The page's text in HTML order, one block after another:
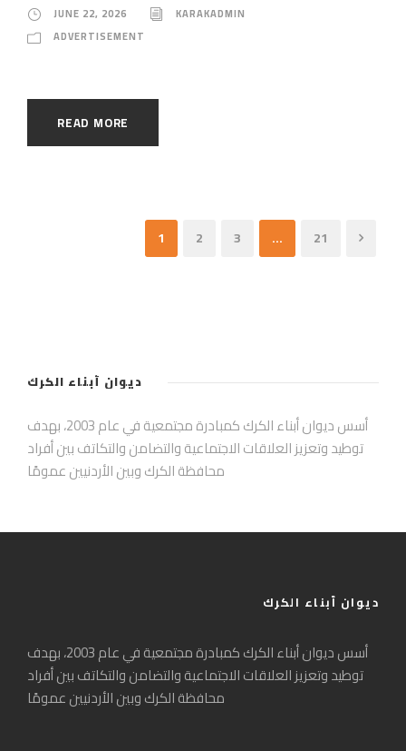
JUNE 22, 2026
KARAKADMIN
ADVERTISEMENT
READ MORE
1 2 3 … 21
ديوان أبناء الكرك
أسس ديوان أبناء الكرك كمبادرة مجتمعية في عام 2003، بهدف
توطيد وتعزيز العلاقات الاجتماعية والتضامن والتكاتف بين أفراد
محافظة الكرك وبين الأردنيين عمومًا
ديوان أبناء الكرك
أسس ديوان أبناء الكرك كمبادرة مجتمعية في عام 2003، بهدف
توطيد وتعزيز العلاقات الاجتماعية والتضامن والتكاتف بين أفراد
محافظة الكرك وبين الأردنيين عمومًا